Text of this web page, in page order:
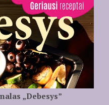
„Debesys”